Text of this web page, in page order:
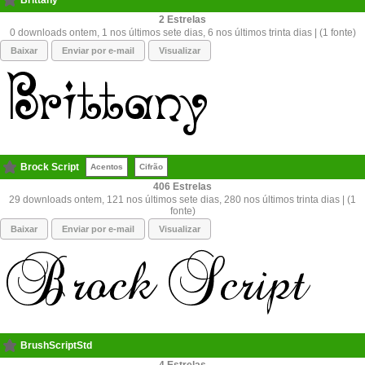
2
0 downloads ontem, 1 nos últimos sete dias, 6 nos últimos trinta dias | (1 fonte)
Baixar Enviar por e-mail Visualizar
Brock Script Acentos Cifrão
406
29 downloads ontem, 121 nos últimos sete dias, 280 nos últimos trinta dias | (1
fonte)
Baixar Enviar por e-mail Visualizar
BrushScriptStd